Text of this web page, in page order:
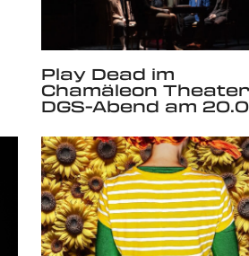
Play Dead im
Chamäleon
DGS-Abend am